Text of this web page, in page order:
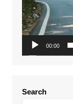
00:00
Search